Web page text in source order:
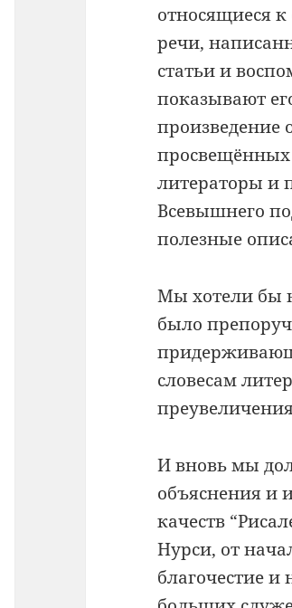
относящиеся
речи,
статьи и
показывают
произведение
литераторы и
Всевышнего
полезные
Мы хотели бы
было
словесам
И вновь мы
объяснения и
качеств
Нурси, от
благочестие